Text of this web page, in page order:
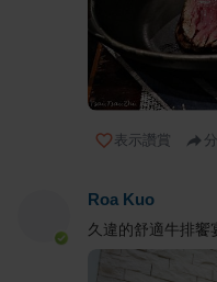
表示讚賞
Roa Kuo
久違的舒適牛排饗